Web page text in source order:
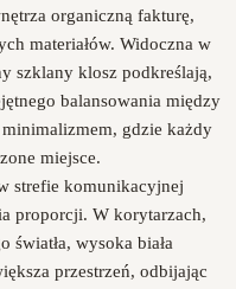
organiczną fakturę,
materiałów. Widoczna w
szklany klosz podkreślają,
balansowania między
gdzie każdy
miejsce.
strefie komunikacyjnej
proporcji. W korytarzach,
światła, wysoka biała
przestrzeń, odbijając